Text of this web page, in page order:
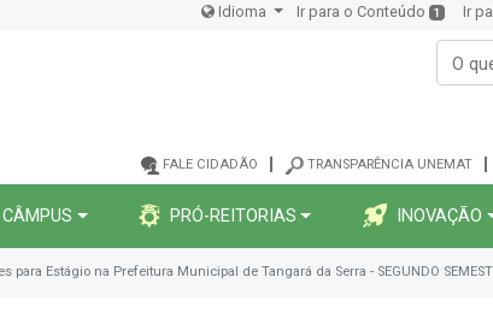
Idioma Ir para o Conteúdo 1 Ir
FALE CIDADÃO TRANSPARÊNCIA UNEMAT
CÂMPUS PRÓ-REITORIAS INOVAÇÃO
para Estágio na Prefeitura Municipal de Tangará da Serra - SEGUNDO